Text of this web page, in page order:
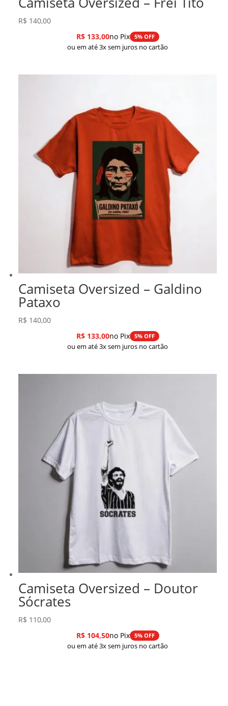
R$ 140,00
R$133,00no Pix 5% OFF
ou em até 3x sem juros no cartão
Camiseta Oversized – Galdino
Pataxo
R$ 140,00
R$133,00no Pix 5% OFF
ou em até 3x sem juros no cartão
Camiseta Oversized – Doutor
Sócrates
R$ 110,00
R$104,50no Pix 5% OFF
ou em até 3x sem juros no cartão